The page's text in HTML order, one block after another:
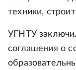
техники,
УГНТУ
соглашения о